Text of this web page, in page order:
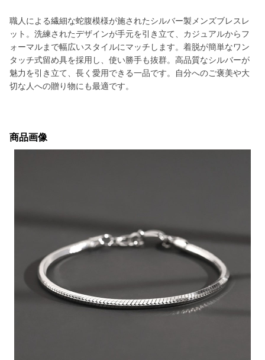
職人による繊細な蛇腹模様が施されたシルバー製メンズブレスレ
ット。洗練されたデザインが手元を引き立て、カジュアルからフ
ォーマルまで幅広いスタイルにマッチします。着脱が簡単なワン
タッチ式留め具を採用し、使い勝手も抜群。高品質なシルバーが
魅力を引き立て、長く愛用できる一品です。自分へのご褒美や大
切な人への贈り物にも最適です。
商品画像